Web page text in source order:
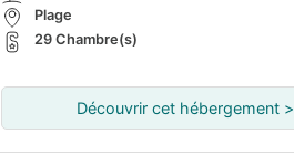
Plage
29 Chambre(s)
Découvrir cet hébergement >